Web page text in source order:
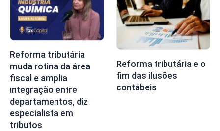
Reforma tributária
muda rotina da área
fiscal e amplia
integração entre
departamentos, diz
especialista em
tributos
Reforma tributária e o
fim das ilusões
contábeis